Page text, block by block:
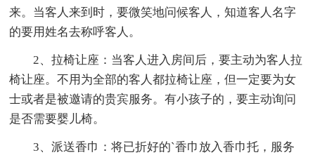
来。当客人来到时，要微笑地问候客人，知道客人名字
的要用姓名去称呼客人。
2、拉椅让座：当客人进入房间后，要主动为客人拉
椅让座。不用为全部的客人都拉椅让座，但一定要为女
士或者是被邀请的贵宾服务。有小孩子的，要主动询问
是否需要婴儿椅。
3、派送香巾：将已折好的`香巾放入香巾托，服务